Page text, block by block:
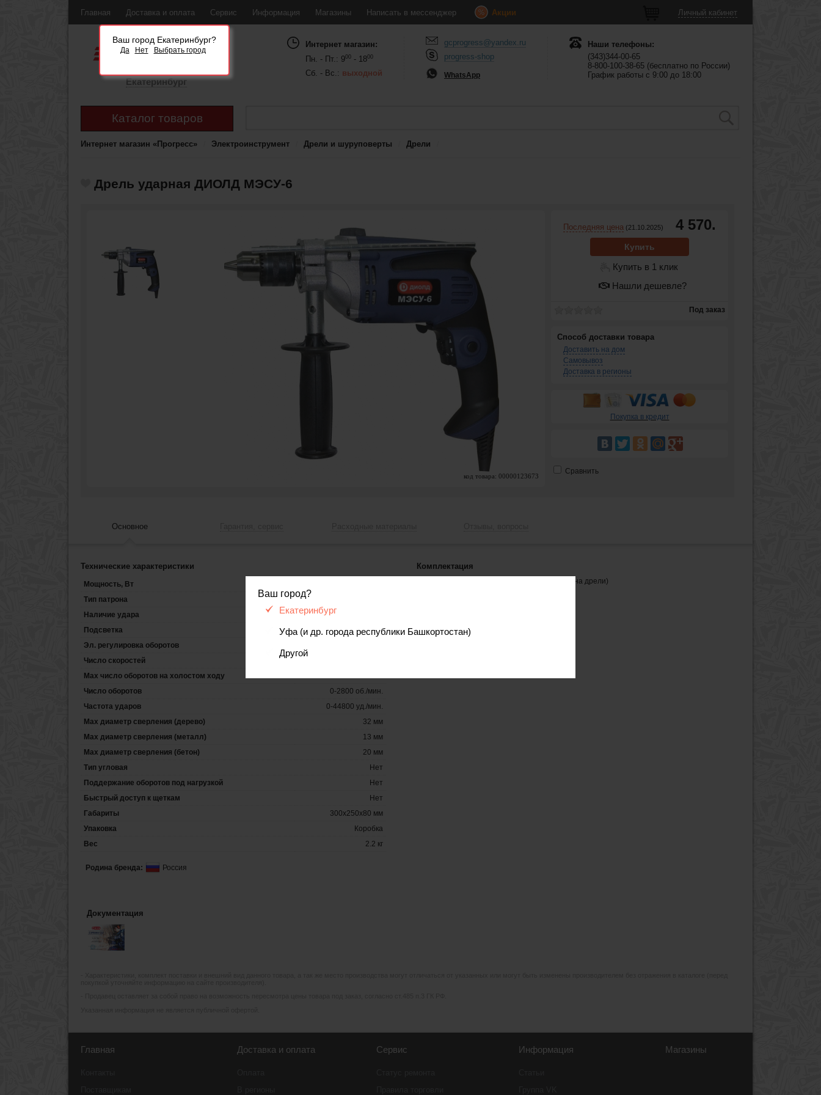
Ваш город?
Екатеринбург
Уфа (и др. города республики Башкортостан)
Другой
Главная Доставка и оплата Сервис Информация Магазины Написать в мессенджер Акции Личный кабинет
Ваш город Екатеринбург?
Да Нет Выбрать город
Екатеринбург
Интернет магазин:
Пн. - Пт.: 900 - 1800
Сб. - Вс.: выходной
gcprogress@yandex.ru
progress-shop
WhatsApp
Наши телефоны:
(343)344-00-65
8-800-100-38-65 (бесплатно по России)
График работы с 9:00 до 18:00
Каталог товаров
Интернет магазин «Прогресс» Электроинструмент Дрели и шуруповерты Дрели
Дрель ударная ДИОЛД МЭСУ-6
код товара: 00000123673
Последняя цена (21.10.2025) 4 570.
Купить
Купить в 1 клик
Нашли дешевле?
Под заказ
Способ доставки товара
Доставить на дом
Самовывоз
Доставка в регионы
Покупка в кредит
Сравнить
Основное
Технические характеристики
Мощность, Вт
Тип патрона
Наличие удара
Подсветка
Нет
Эл. регулировка оборотов
Число скоростей
Max число оборотов на холостом ходу
Число оборотов
0-2800 об./мин.
Частота ударов
0-44800 уд./мин.
Max диаметр сверления (дерево)
32 мм
Max диаметр сверления (металл)
13 мм
Max диаметр сверления (бетон)
20 мм
Тип угловая
Нет
Поддержание оборотов под нагрузкой
Нет
Быстрый доступ к щеткам
Нет
Габариты
300x250x80 мм
Упаковка
Коробка
Вес
2.2 кг
Родина бренда: Россия
Документация
Комплектация
- Патрон сверлильный с винтом (установлен на дрели)
Главная Доставка и оплата Сервис Информация Магазины